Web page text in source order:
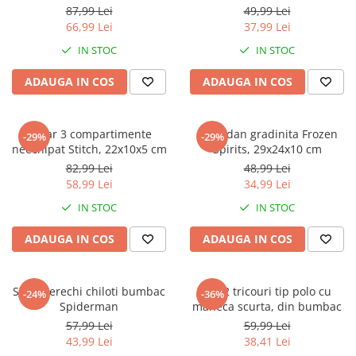
Star Wars
R-Walker
Pokemon
Baby Shark
Testoasele Ninja
Fireman Sam
Disney
Frozen Disney
Printesele Disney
Disney
Mickey Mouse Disney
Baby Shark
Pokemon
Pink Panther
Bing
Marie Cat
Skateboard
Casti protectie sport
Manusi sport
Vehicule
Casute si Locuri de joaca
Sporturi de interior
87,99 Lei
66,99 Lei
IN STOC
ADAUGA IN COS
49,99 Lei
37,99 Lei
IN STOC
ADAUGA IN COS
-29%
Penar 3 compartimente
neechipat Stitch, 22x10x5 cm
82,99 Lei
58,99 Lei
IN STOC
ADAUGA IN COS
-29%
Ghiozdan gradinita Frozen
Spirits, 29x24x10 cm
48,99 Lei
34,99 Lei
IN STOC
ADAUGA IN COS
-24%
Set 5 perechi chiloti bumbac
Spiderman
57,99 Lei
43,99 Lei
-36%
Set 2 tricouri tip polo cu
maneca scurta, din bumbac
59,99 Lei
38,41 Lei